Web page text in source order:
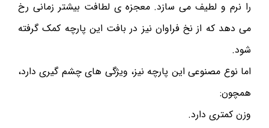
را نرم و لطیف می سازد. معجزه ی لطافت بیشتر زمانی رخ
می دهد که از نخ فراوان نیز در بافت این پارچه کمک گرفته
شود.
اما نوع مصنوعی این پارچه نیز، ویژگی های چشم گیری دارد،
همچون:
وزن کمتری دارد.